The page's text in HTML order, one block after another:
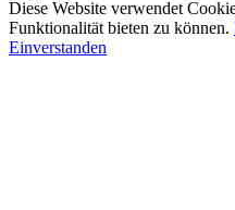
Diese Website verwendet
Funktionalität bieten zu können.
Einverstanden